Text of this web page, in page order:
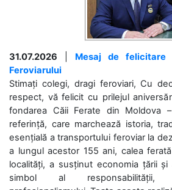
31.07.2026
Mesaj de
Feroviarului
Stimați colegi, dragi feroviari, Cu
respect, vă felicit cu prilejul
fondarea Căii Ferate din Moldova
referință, care marchează istoria,
esențială a transportului feroviar la
a lungul acestor 155 ani, calea
localități, a susținut economia țării
simbol al responsabilității,